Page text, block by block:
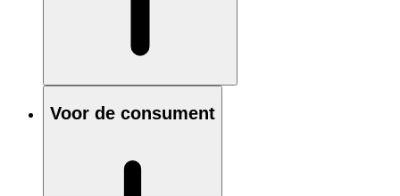
Voor de consument